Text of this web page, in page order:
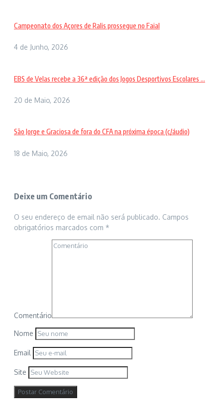
Campeonato dos Açores de Ralis prossegue no Faial
4 de Junho, 2026
EBS de Velas recebe a 36ª edição dos Jogos Desportivos Escolares ...
20 de Maio, 2026
São Jorge e Graciosa de fora do CFA na próxima época (c/áudio)
18 de Maio, 2026
Deixe um Comentário
O seu endereço de email não será publicado. Campos
obrigatórios marcados com *
Comentário
Nome
Email
Site